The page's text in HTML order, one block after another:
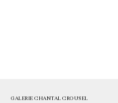
GALERIE CHANTAL CROUSEL